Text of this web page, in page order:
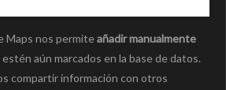
Maps nos permiteañadir manualmente
aún marcados en la base de datos.
compartir información con otros